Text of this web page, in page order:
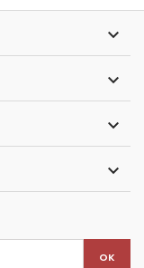



